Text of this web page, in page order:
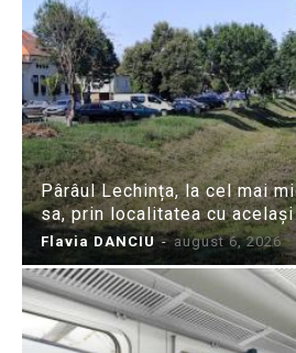
Pârâul Lechința, la cel mai
sa, prin localitatea cu același
Flavia DANCIU - august 6, 2026